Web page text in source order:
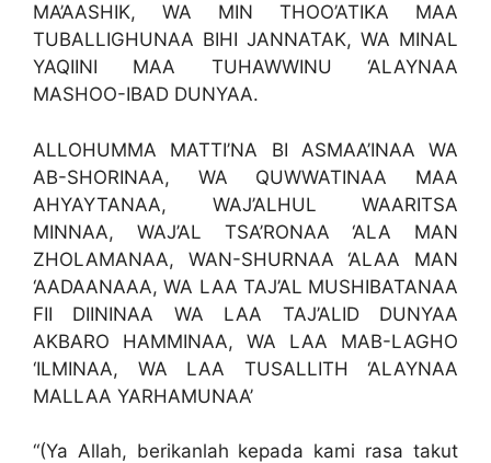
MA’AASHIK, WA MIN THOO’ATIKA MAA
TUBALLIGHUNAA BIHI JANNATAK, WA MINAL
YAQIINI MAA TUHAWWINU ‘ALAYNAA
MASHOO-IBAD DUNYAA.
ALLOHUMMA MATTI’NA BI ASMAA’INAA WA
AB-SHORINAA, WA QUWWATINAA MAA
AHYAYTANAA, WAJ’ALHUL WAARITSA
MINNAA, WAJ’AL TSA’RONAA ‘ALA MAN
ZHOLAMANAA, WAN-SHURNAA ‘ALAA MAN
‘AADAANAAA, WA LAA TAJ’AL MUSHIBATANAA
FII DIININAA WA LAA TAJ’ALID DUNYAA
AKBARO HAMMINAA, WA LAA MAB-LAGHO
‘ILMINAA, WA LAA TUSALLITH ‘ALAYNAA
MALLAA YARHAMUNAA’
“(Ya Allah, berikanlah kepada kami rasa takut